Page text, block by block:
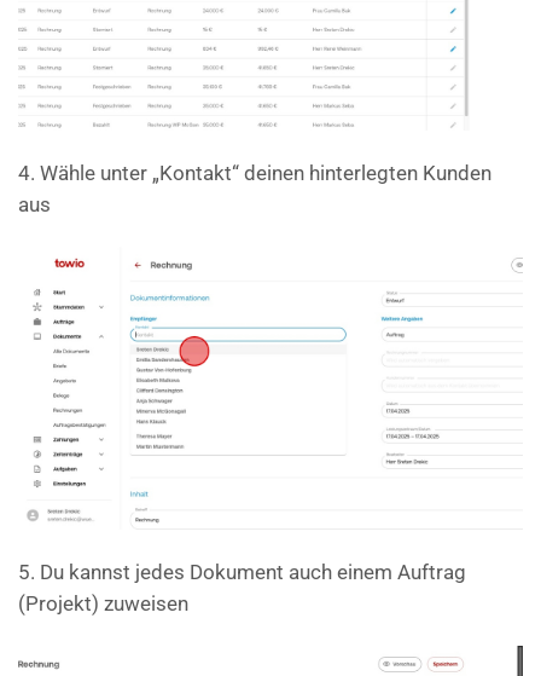
4. Wähle unter „Kontakt“ deinen hinterlegten Kunden
aus
5. Du kannst jedes Dokument auch einem Auftrag
(Projekt) zuweisen